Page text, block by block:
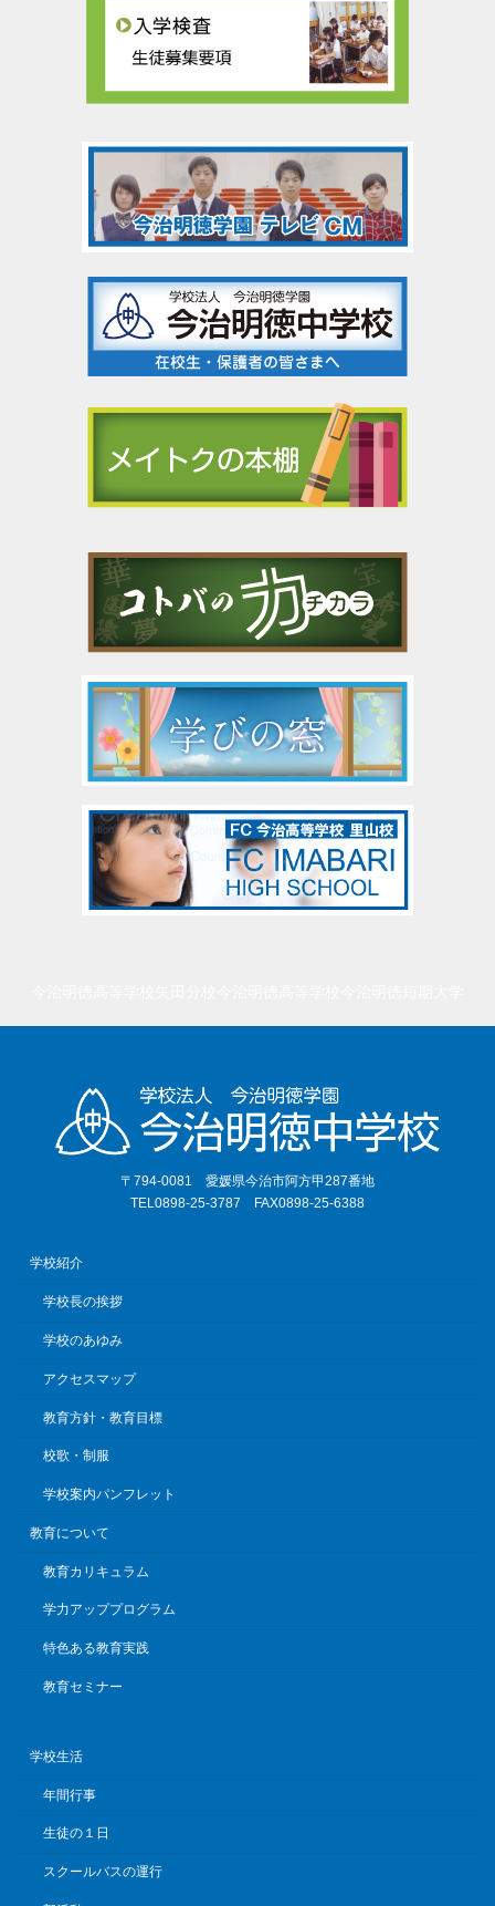
〒794-0081 愛媛県今治市阿方甲287番地
TEL0898-25-3787 FAX0898-25-6388
学校紹介
学校長の挨拶
学校のあゆみ
アクセスマップ
教育方針・教育目標
校歌・制服
学校案内パンフレット
教育について
教育カリキュラム
学力アッププログラム
特色ある教育実践
教育セミナー
学校生活
年間行事
生徒の１日
スクールバスの運行